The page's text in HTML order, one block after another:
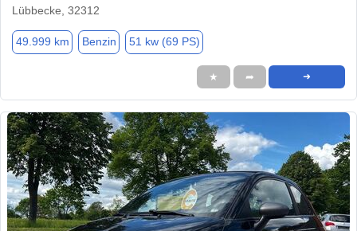
Lübbecke, 32312
49.999 km Benzin 51 kw (69 PS)
★ ➦ ➜